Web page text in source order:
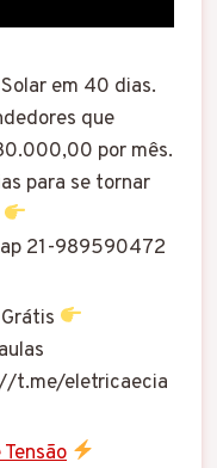
em 40 dias.
que
por mês.
para se tornar
21-989590472
t.me/eletricaecia